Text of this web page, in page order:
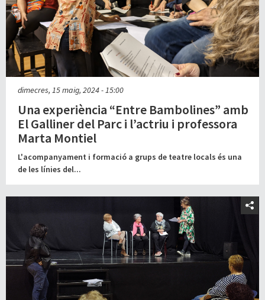
dimecres, 15 maig, 2024 - 15:00
Una experiència “Entre Bambolines” amb
El Galliner del Parc i l’actriu i professora
Marta Montiel
L'acompanyament i formació a grups de teatre locals és una
de les línies del...